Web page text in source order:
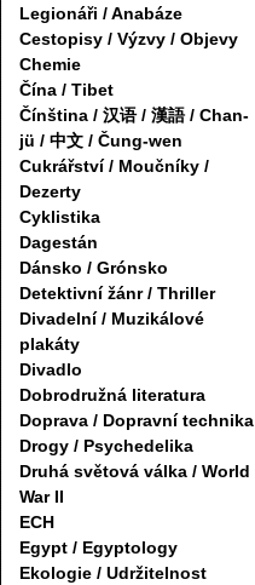
Legionáři / Anabáze
Cestopisy / Výzvy / Objevy
Chemie
Čína / Tibet
Čínština / 汉语 / 漢語 / Chan-
jü / 中文 / Čung-wen
Cukrářství / Moučníky /
Dezerty
Cyklistika
Dagestán
Dánsko / Grónsko
Detektivní žánr / Thriller
Divadelní / Muzikálové
plakáty
Divadlo
Dobrodružná literatura
Doprava / Dopravní technika
Drogy / Psychedelika
Druhá světová válka / World
War II
ECH
Egypt / Egyptology
Ekologie / Udržitelnost